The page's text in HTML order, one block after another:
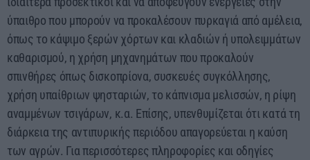
ύπαιθρο που μπορούν να προκαλέσουν πυρκαγιά από αμέλεια,
όπως το κάψιμο ξερών χόρτων και κλαδιών ή υπολειμμάτων
καθαρισμού, η χρήση μηχανημάτων που προκαλούν
σπινθήρες όπως δισκοπρίονα, συσκευές συγκόλλησης,
χρήση υπαίθριων ψησταριών, το κάπνισμα μελισσών, η ρίψη
αναμμένων τσιγάρων, κ.α. Επίσης, υπενθυμίζεται ότι κατά τη
διάρκεια της αντιπυρικής περιόδου απαγορεύεται η καύση
των αγρών. Για περισσότερες πληροφορίες και οδηγίες